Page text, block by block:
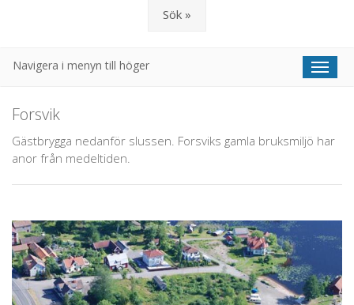
Sök »
Navigera i menyn till höger
Toggle
Forsvik
Gästbrygga nedanför slussen. Forsviks gamla bruksmiljö har
anor från medeltiden.